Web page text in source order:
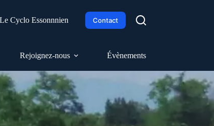
Le Cyclo Essonnnien Contact
Rejoignez-nous Évènements